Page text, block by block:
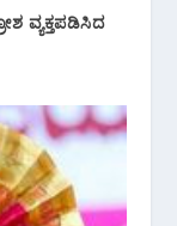
ವ್ಯಕ್ತಪಡಿಸಿದ